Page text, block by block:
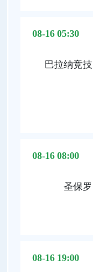
08-16 05:30
巴拉纳竞技
08-16 08:00
圣保罗
08-16 19:00